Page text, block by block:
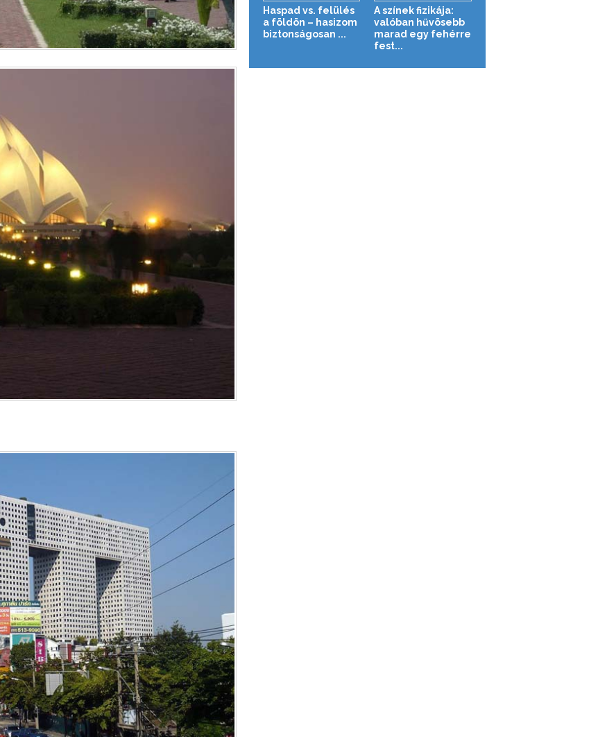
Haspad vs. felülés
a földön – hasizom
biztonságosan ...
A színek fizikája:
valóban hűvösebb
marad egy fehérre
fest...